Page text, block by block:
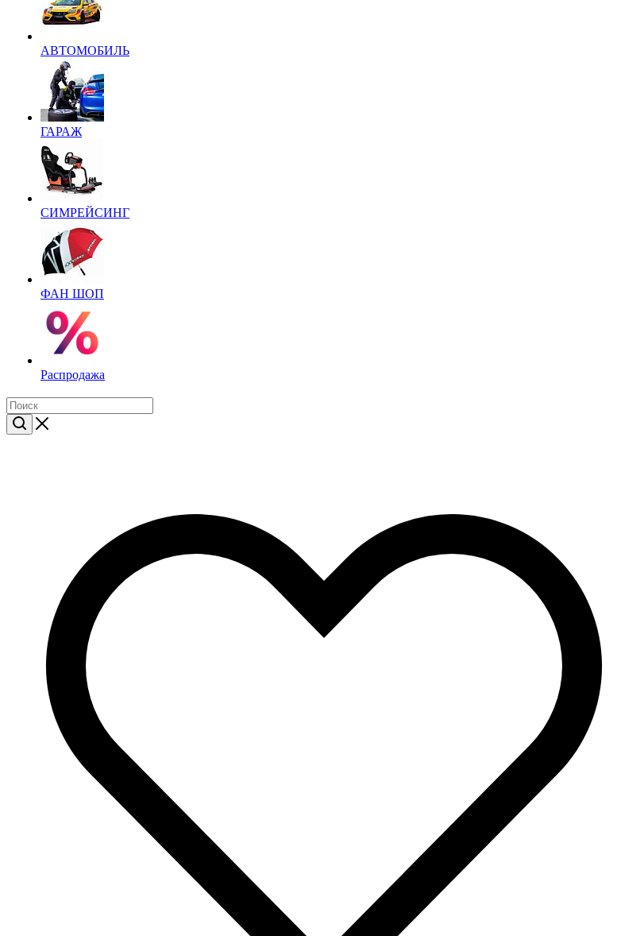
АВТОМОБИЛЬ
ГАРАЖ
СИМРЕЙСИНГ
ФАН ШОП
Распродажа